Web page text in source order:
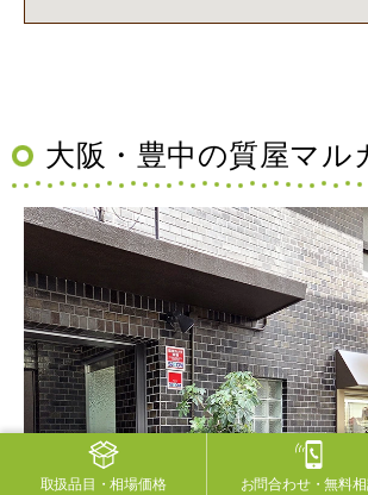
大阪・豊中の質屋マル
取扱品目 ・相場価格 お問合わせ・無料